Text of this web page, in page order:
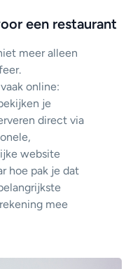
een restaurant
meer alleen
online:
je
direct via
website
hoe pak je dat
mee